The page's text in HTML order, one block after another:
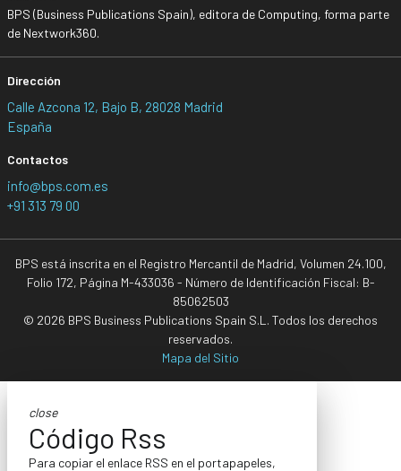
BPS (Business Publications Spain), editora de Computing, forma parte
de Nextwork360.
Dirección
Calle Azcona 12, Bajo B, 28028 Madrid
España
Contactos
info@bps.com.es
+91 313 79 00
BPS está inscrita en el Registro Mercantil de Madrid, Volumen 24.100,
Folio 172, Página M-433036 - Número de Identificación Fiscal: B-
85062503
© 2026 BPS Business Publications Spain S.L. Todos los derechos
reservados.
Mapa del Sitio
close
Código Rss
Para copiar el enlace RSS en el portapapeles,